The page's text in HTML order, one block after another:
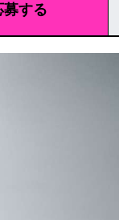
募する